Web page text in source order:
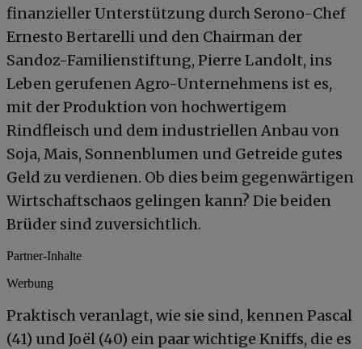
finanzieller Unterstützung durch Serono-Chef
Ernesto Bertarelli und den Chairman der
Sandoz-Familienstiftung, Pierre Landolt, ins
Leben gerufenen Agro-Unternehmens ist es,
mit der Produktion von hochwertigem
Rindfleisch und dem industriellen Anbau von
Soja, Mais, Sonnenblumen und Getreide gutes
Geld zu verdienen. Ob dies beim gegenwärtigen
Wirtschaftschaos gelingen kann? Die beiden
Brüder sind zuversichtlich.
Partner-Inhalte
Werbung
Praktisch veranlagt, wie sie sind, kennen Pascal
(41) und Joël (40) ein paar wichtige Kniffs, die es